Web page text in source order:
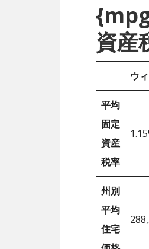
資産
ウ
平均
固定
資産
税率
州別
平均
住宅